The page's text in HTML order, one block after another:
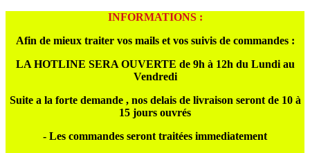
INFORMATIONS :
Afin de mieux traiter vos mails et vos suivis de commandes :
LA HOTLINE SERA OUVERTE de 9h à 12h du Lundi au
Vendredi
Suite a la forte demande , nos delais de livraison seront de 10 à
15 jours ouvrés
- Les commandes seront traitées immediatement